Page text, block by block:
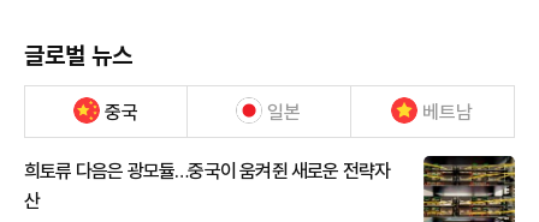
글로벌 뉴스
중국 일본 베트남
희토류 다음은 광모듈…중국이 움켜쥔 새로운 전략자
산